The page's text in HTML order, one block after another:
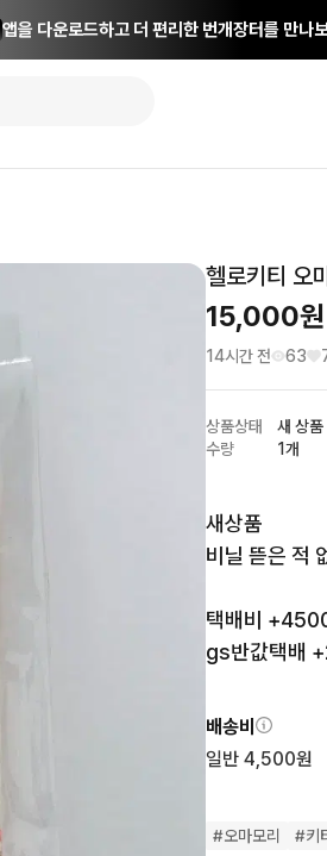
앱을 다운로드하고 더 편리한 번개장터를 만나
헬로키티 오
15,000원
14시간 전 63
상품상태
새 상
수량
1개
새상품
비닐 뜯은 적
택배비
gs반값택배
배송비
일반 4,500원
#오마모리 #키